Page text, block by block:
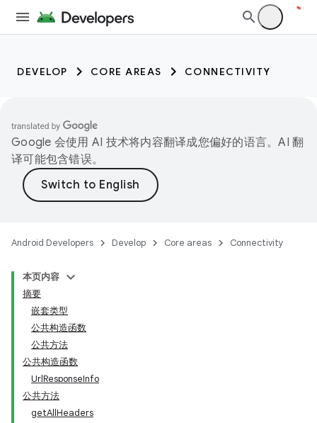
DEVELOP CORE AREAS CONNECTIVITY
Google 会使用 AI 技术将内容翻译成您偏好的语言。AI 翻
译可能包含错误。
Android Developers Develop Core areas Connectivity
本页内容
摘要
嵌套类型
公共构造函数
公共方法
公共构造函数
UrlResponseInfo
公共方法
getAllHeaders